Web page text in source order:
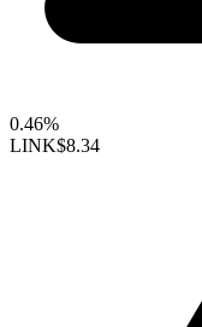
0.46%
LINK$8.34